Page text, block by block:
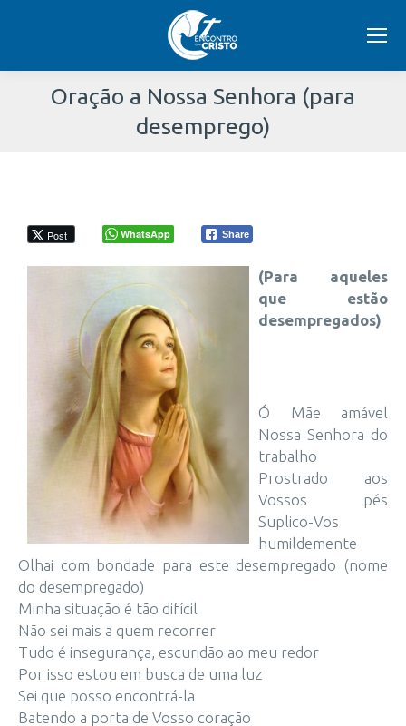
Oração a Nossa Senhora (para
desemprego)
Post WhatsApp Share
(Para aqueles
que estão
desempregados)
Ó Mãe amável
Nossa Senhora do
trabalho
Prostrado aos
Vossos pés
Suplico-Vos
humildemente
Olhai com bondade para este desempregado (nome
do desempregado)
Minha situação é tão difícil
Não sei mais a quem recorrer
Tudo é insegurança, escuridão ao meu redor
Por isso estou em busca de uma luz
Sei que posso encontrá-la
Batendo a porta de Vosso coração